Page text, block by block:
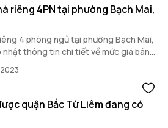
riêng 4PN tại phường Bạch Mai,
4 phòng ngủ tại phường Bạch Mai,
nhật thông tin chi tiết về mức giá bán
trường bất động sản quận Hai Bà
quận Bắc Từ Liêm đang có